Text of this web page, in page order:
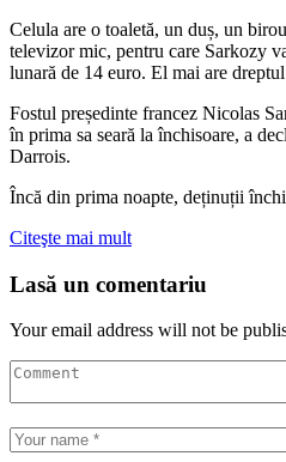
Celula are o toaletă, un duș, un
televizor mic, pentru care Sarkozy
lunară de 14 euro. El mai are
Fostul președinte francez Nicolas
în prima sa seară la închisoare, a
Darrois.
Încă din prima noapte, deținuții
Citeşte mai mult
Lasă un comentariu
Your email address will not be